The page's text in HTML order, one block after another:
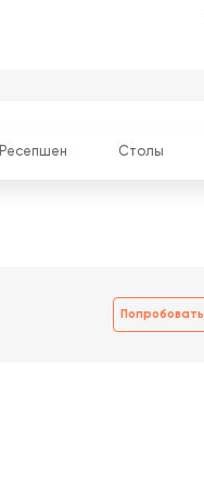
Ресепшен Столы
Попробовать